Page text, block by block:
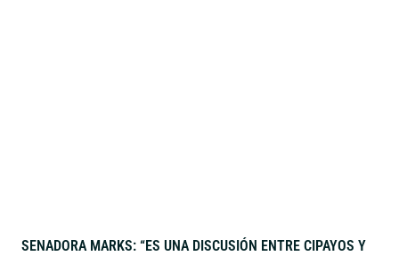
SENADORA MARKS: “ES UNA DISCUSIÓN ENTRE CIPAYOS Y